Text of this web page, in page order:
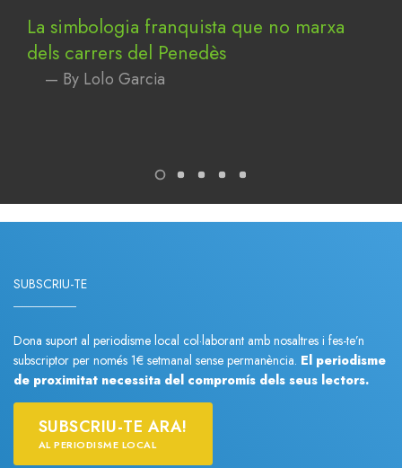
La simbologia franquista que no marxa
dels carrers del Penedès
— By Lolo Garcia
SUBSCRIU-TE
Dona suport al periodisme local col·laborant amb nosaltres i fes-te’n
subscriptor per només 1€ setmanal sense permanència. El periodisme
de proximitat necessita del compromís dels seus lectors.
SUBSCRIU-TE ARA!
AL PERIODISME LOCAL